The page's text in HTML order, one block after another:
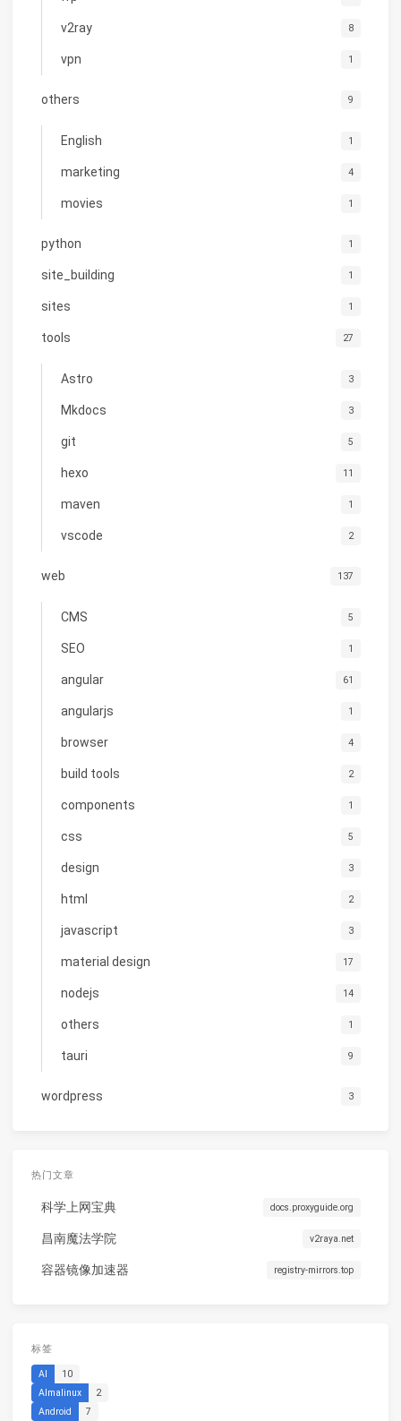
v2ray 8
vpn 1
others 9
English 1
marketing 4
movies 1
python 1
site_building 1
sites 1
tools 27
Astro 3
Mkdocs 3
git 5
hexo 11
maven 1
vscode 2
web 137
CMS 5
SEO 1
angular 61
angularjs 1
browser 4
build tools 2
components 1
css 5
design 3
html 2
javascript 3
material design 17
nodejs 14
others 1
tauri 9
wordpress 3
热门文章
科学上网宝典 docs.proxyguide.org
昌南魔法学院 v2raya.net
容器镜像加速器 registry-mirrors.top
标签
AI
10
Almalinux
2
Android
7